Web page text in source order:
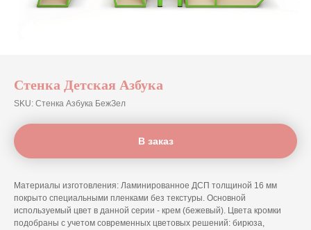
Стенка Детская Азбука
SKU: Стенка Азбука БежЗел
В заказ
Материалы изготовления: Ламинированное ДСП толщиной 16 мм
покрыто специальными пленками без текстуры. Основной
используемый цвет в данной серии - крем (бежевый). Цвета кромки
подобраны с учетом современных цветовых решений: бирюза,